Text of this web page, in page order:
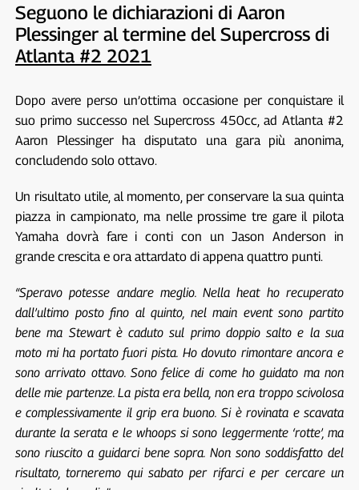
Seguono le dichiarazioni di Aaron
Plessinger al termine del Supercross di
Atlanta #2 2021
Dopo avere perso un’ottima occasione per conquistare il
suo primo successo nel Supercross 450cc, ad Atlanta #2
Aaron Plessinger ha disputato una gara più anonima,
concludendo solo ottavo.
Un risultato utile, al momento, per conservare la sua quinta
piazza in campionato, ma nelle prossime tre gare il pilota
Yamaha dovrà fare i conti con un Jason Anderson in
grande crescita e ora attardato di appena quattro punti.
“Speravo potesse andare meglio. Nella heat ho recuperato
dall’ultimo posto fino al quinto, nel main event sono partito
bene ma Stewart è caduto sul primo doppio salto e la sua
moto mi ha portato fuori pista. Ho dovuto rimontare ancora e
sono arrivato ottavo. Sono felice di come ho guidato ma non
delle mie partenze. La pista era bella, non era troppo scivolosa
e complessivamente il grip era buono. Si è rovinata e scavata
durante la serata e le whoops si sono leggermente ‘rotte’, ma
sono riuscito a guidarci bene sopra. Non sono soddisfatto del
risultato, torneremo qui sabato per rifarci e per cercare un